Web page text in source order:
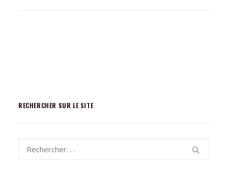
RECHERCHER SUR LE SITE